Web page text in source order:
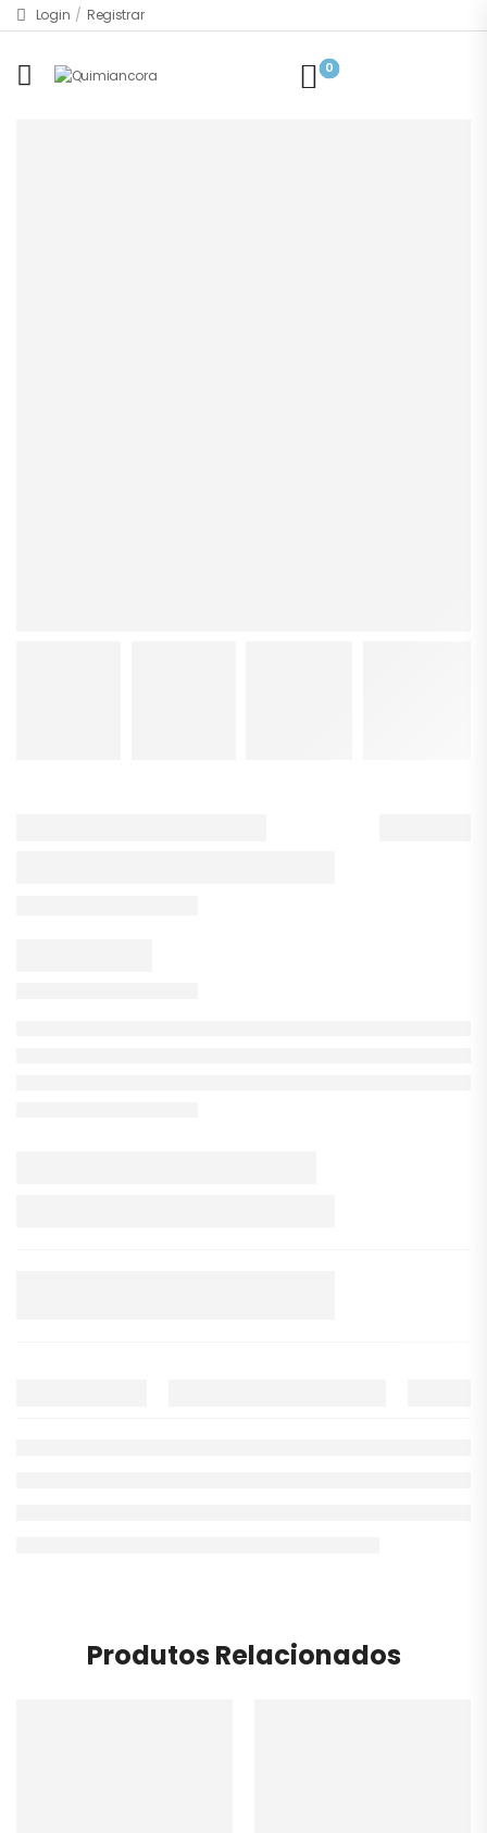
Login / Registrar
0
Produtos Relacionados